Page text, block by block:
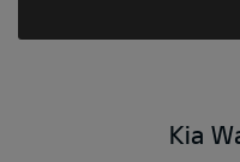
Kia